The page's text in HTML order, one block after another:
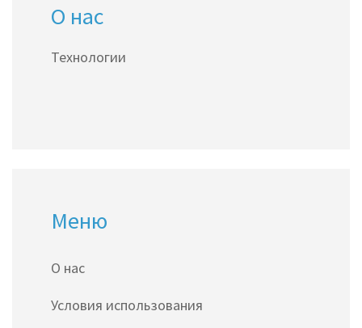
минимизировать риски и повысить
О нас
Технологии
Меню
О нас
Условия использования